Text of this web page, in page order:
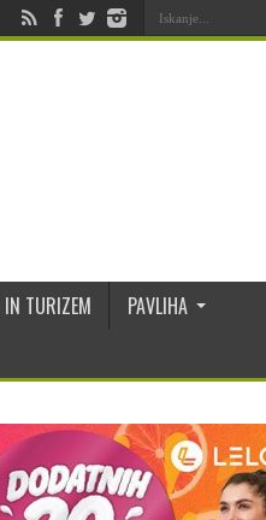
TURIZEM
PAVLIHA